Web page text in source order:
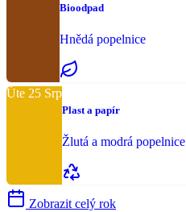
Bioodpad
Hnědá popelnice
Úte 25 Srp
Plast a papír
Žlutá a modrá popelnice
Zobrazit celý rok